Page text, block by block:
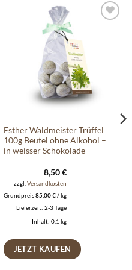
Esther Waldmeister Trüffel
100g Beutel ohne Alkohol –
in weisser Schokolade
8,50€
zzgl. Versandkosten
Grundpreis85,00€/ kg
Lieferzeit: 2-3 Tage
Inhalt: 0,1 kg
JETZT KAUFEN